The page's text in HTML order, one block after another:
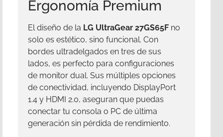
Ergonomía Premium
El diseño de la LG UltraGear 27GS65F no
solo es estético, sino funcional. Con
bordes ultradelgados en tres de sus
lados, es perfecto para configuraciones
de monitor dual. Sus múltiples opciones
de conectividad, incluyendo DisplayPort
1.4 y HDMI 2.0, aseguran que puedas
conectar tu consola o PC de última
generación sin pérdida de rendimiento.